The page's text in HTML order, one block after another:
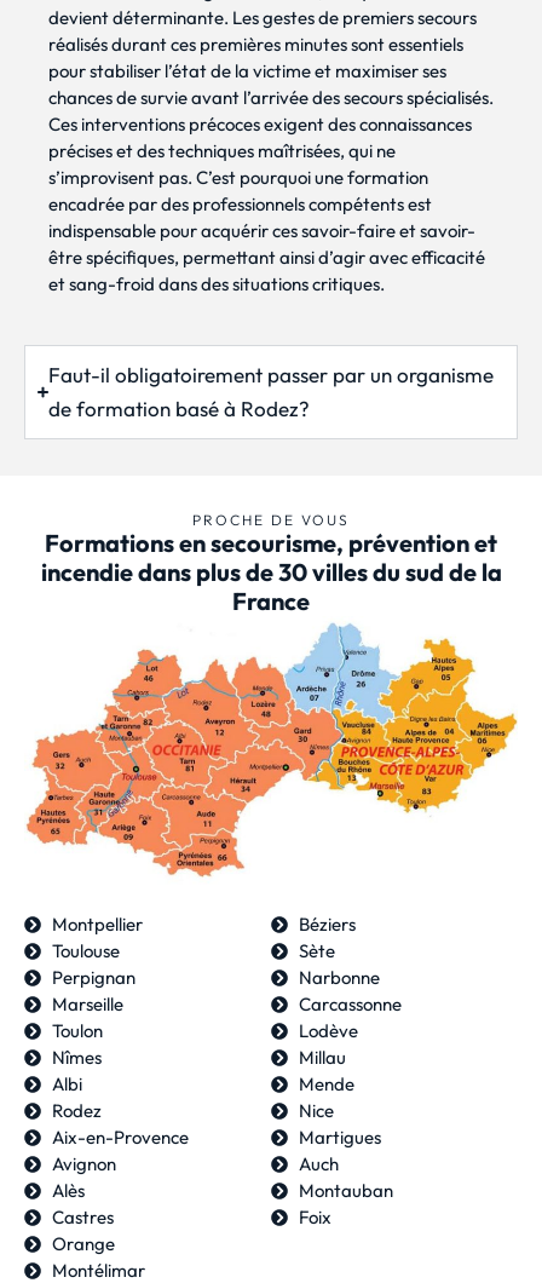
devient déterminante. Les gestes de premiers secours
réalisés durant ces premières minutes sont essentiels
pour stabiliser l’état de la victime et maximiser ses
chances de survie avant l’arrivée des secours spécialisés.
Ces interventions précoces exigent des connaissances
précises et des techniques maîtrisées, qui ne
s’improvisent pas. C’est pourquoi une formation
encadrée par des professionnels compétents est
indispensable pour acquérir ces savoir-faire et savoir-
être spécifiques, permettant ainsi d’agir avec efficacité
et sang-froid dans des situations critiques.
Faut-il obligatoirement passer par un organisme
de formation basé à Rodez?
PROCHE DE VOUS
Formations en secourisme, prévention et
incendie dans plus de 30 villes du sud de la
France
Montpellier
Toulouse
Perpignan
Marseille
Toulon
Nîmes
Béziers
Sète
Narbonne
Carcassonne
Lodève
Millau
Albi
Rodez
Aix-en-Provence
Avignon
Alès
Castres
Mende
Nice
Martigues
Auch
Montauban
Foix
Orange
Montélimar